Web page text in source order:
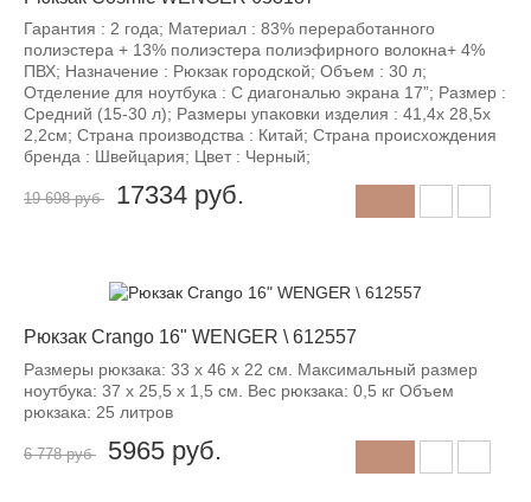
Гарантия : 2 года; Материал : 83% переработанного
полиэстера + 13% полиэстера полиэфирного волокна+ 4%
ПВХ; Назначение : Рюкзак городской; Объем : 30 л;
Отделение для ноутбука : С диагональю экрана 17”; Размер :
Средний (15-30 л); Размеры упаковки изделия : 41,4x 28,5x
2,2см; Страна производства : Китай; Страна происхождения
бренда : Швейцария; Цвет : Черный;
19 698 руб 17334 руб.
Рюкзак Crango 16" WENGER \ 612557
Размеры рюкзака: 33 x 46 x 22 см. Максимальный размер
ноутбука: 37 x 25,5 x 1,5 см. Вес рюкзака: 0,5 кг Объем
рюкзака: 25 литров
6 778 руб
-12%
5965 руб.